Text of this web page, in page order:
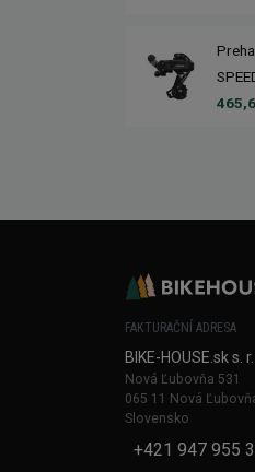
FAKTURAČNÍ ADRESA
BIKE-HOUSE.sk s. r.
Nová Ľubovňa 531
065 11 Nová
Slovensko
+421 947 955